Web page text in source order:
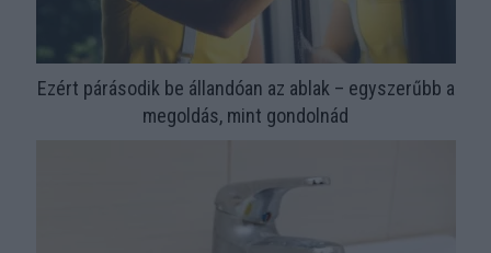
Ezért párásodik be állandóan az ablak – egyszerűbb a
megoldás, mint gondolnád